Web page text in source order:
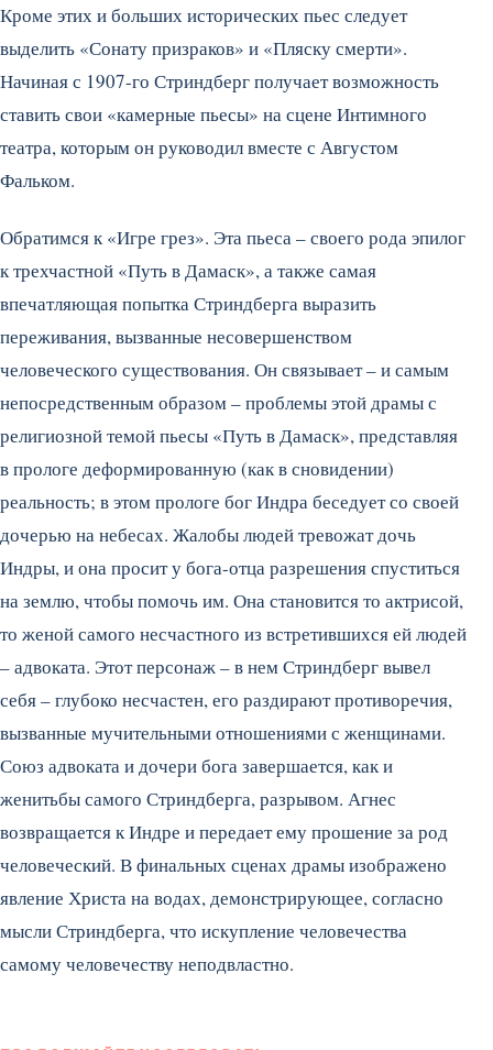
Кроме этих и больших исторических пьес следует
выделить «Сонату призраков» и «Пляску смерти».
Начиная с 1907-го Стриндберг получает возможность
ставить свои «камерные пьесы» на сцене Интимного
театра, которым он руководил вместе с Августом
Фальком.
Обратимся к «Игре грез». Эта пьеса – своего рода эпилог
к трехчастной «Путь в Дамаск», а также самая
впечатляющая попытка Стриндберга выразить
переживания, вызванные несовершенством
человеческого существования. Он связывает – и самым
непосредственным образом – проблемы этой драмы с
религиозной темой пьесы «Путь в Дамаск», представляя
в прологе деформированную (как в сновидении)
реальность; в этом прологе бог Индра беседует со своей
дочерью на небесах. Жалобы людей тревожат дочь
Индры, и она просит у бога-отца разрешения спуститься
на землю, чтобы помочь им. Она становится то актрисой,
то женой самого несчастного из встретившихся ей людей
– адвоката. Этот персонаж – в нем Стриндберг вывел
себя – глубоко несчастен, его раздирают противоречия,
вызванные мучительными отношениями с женщинами.
Союз адвоката и дочери бога завершается, как и
женитьбы самого Стриндберга, разрывом. Агнес
возвращается к Индре и передает ему прошение за род
человеческий. В финальных сценах драмы изображено
явление Христа на водах, демонстрирующее, согласно
мысли Стриндберга, что искупление человечества
самому человечеству неподвластно.